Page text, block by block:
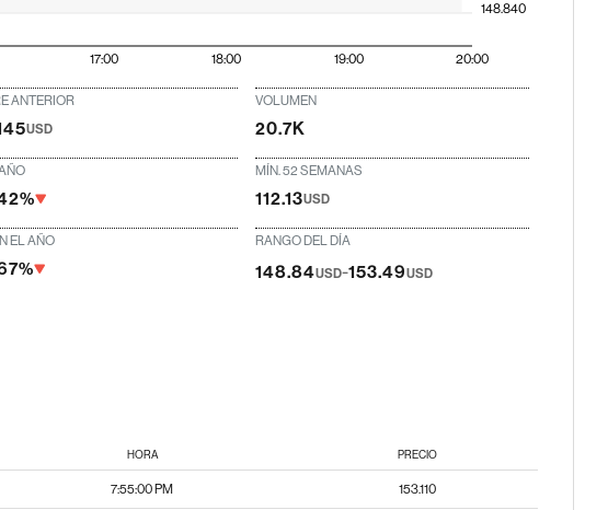
17:00 18:00 19:00 20:00
148.840
ANTERIOR
USD
VOLUMEN
20.7K
MÍN. 52 SEMANAS
112.13USD
EL AÑO RANGO DEL DÍA
148.84USD-153.49USD
HORA PRECIO
7:55:00 PM 153.110